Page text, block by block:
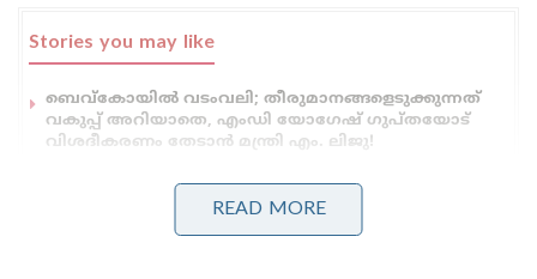
Stories you may like
ബെവ്കോയിൽ വടംവലി; തീരുമാനങ്ങളെടുക്കുന്നത്
വകുപ്പ് അറിയാതെ, എംഡി യോഗേഷ് ഗുപ്തയോട്
വിശദീകരണം തേടാൻ മന്ത്രി എം. ലിജു!
യുദ്ധവിമാനങ്ങൾ ഇന്ത്യയിൽ നിർമ്മിക്കും,
ഫ്രാൻസിന്റെ വൻ ഓഫർREAD MORE